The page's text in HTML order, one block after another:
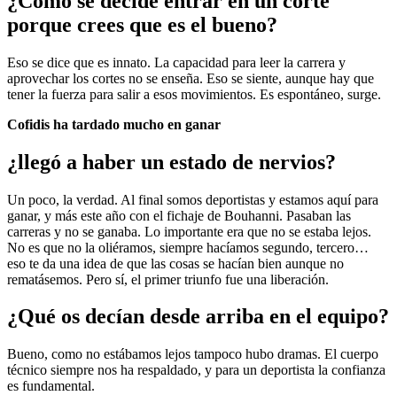
porque crees que es el bueno?
Eso se dice que es innato. La capacidad para leer la carrera y
aprovechar los cortes no se enseña. Eso se siente, aunque hay que
tener la fuerza para salir a esos movimientos. Es espontáneo, surge.
Cofidis ha tardado mucho en ganar
¿llegó a haber un estado de nervios?
Un poco, la verdad. Al final somos deportistas y estamos aquí para
ganar, y más este año con el fichaje de Bouhanni. Pasaban las
carreras y no se ganaba. Lo importante era que no se estaba lejos.
No es que no la oliéramos, siempre hacíamos segundo, tercero…
eso te da una idea de que las cosas se hacían bien aunque no
rematásemos. Pero sí, el primer triunfo fue una liberación.
¿Qué os decían desde arriba en el equipo?
Bueno, como no estábamos lejos tampoco hubo dramas. El cuerpo
técnico siempre nos ha respaldado, y para un deportista la confianza
es fundamental.